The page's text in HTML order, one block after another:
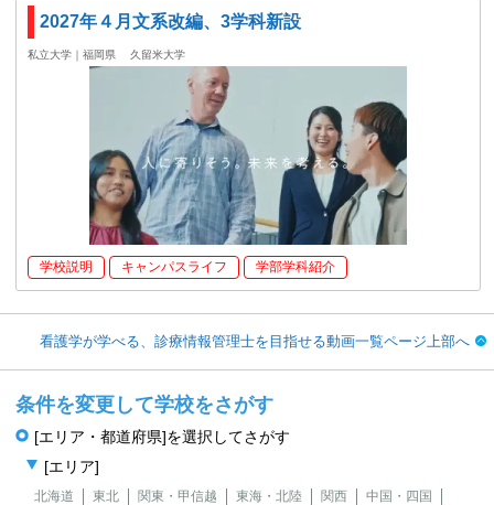
2027年４月文系改編、3学科新設
私立大学｜福岡県 久留米大学
学校説明 キャンパスライフ 学部学科紹介
看護学が学べる、診療情報管理士を目指せる動画一覧ページ上部へ
条件を変更して学校をさがす
[エリア・都道府県]を選択してさがす
[エリア]
北海道 東北 関東・甲信越 東海・北陸 関西
中国・四国